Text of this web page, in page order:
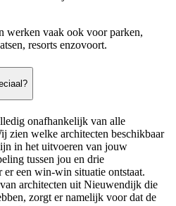
werken vaak ook voor parken,
resorts enzovoort.
onafhankelijk van alle
zien welke architecten beschikbaar
in het uitvoeren van jouw
tussen jou en drie
er een win-win situatie ontstaat.
architecten uit Nieuwendijk die
zorgt er namelijk voor dat de